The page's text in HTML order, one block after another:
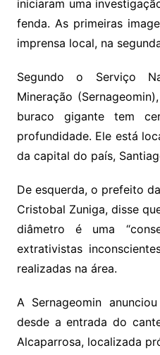
iniciaram uma
fenda. As primeiras
imprensa local, na
Segundo o Serviço
Mineração
buraco gigante tem
profundidade. Ele está
da capital do país,
De esquerda, o prefeito
Cristobal Zuniga, disse
diâmetro é uma
extrativistas
realizadas na área.
A Sernageomin
desde a entrada do
Alcaparrosa, localizada